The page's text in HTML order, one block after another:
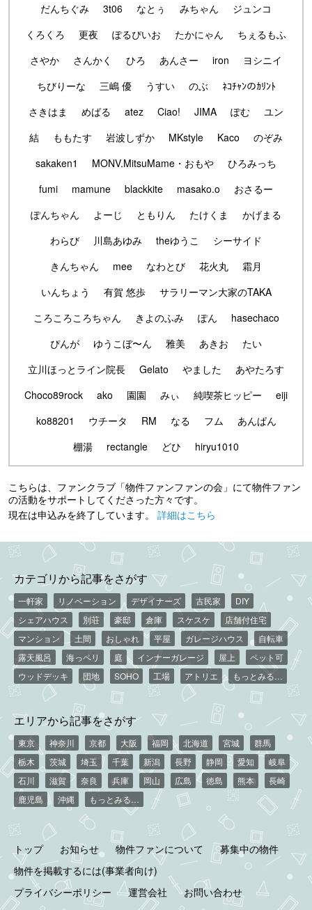
だんちぐみ
3t06 なとぅ みちゃん
ジュンコ
くろくろ
更夜 ぽるぴいお たかにゃん
ちぇるもふ
さやか
さんかく ひろ あんさー iron
ヨシニイ
ちびりーな
三嶋 優 うすい のぶ
ﾈｺﾁｬﾝのｶﾘﾝﾄ
さきはま
めばる atez Ciao! JIMA ぽむ
ユン
結
ももたす 岩波しずか MKstyle Kaco
のぞみ
sakaken1
MONV.MitsuMame・おもや
ひろみっち
fumi
mamune blackkite masako.o
おさるー
ぽんちゃん
よーじ ともりん たけくま
かげまる
わらび
川島あゆみ theゆうこ
シーサイド
きんちゃん
mee なわとび 花火丸
霜月
いんちょう
有賀 悠歩
サラリーマン大家のTAKA
ころころころちゃん
きよのふみ ぽん
hasechaco
ぴんが
ゆうこぼ〜ん 雅美 あきお
たい
立川ほっとライン院長
Gelato やました
あやたろす
Choco89rock
ako 園園 みぃ 純喫茶ヒッピー
eiji
ko88201
ウチータ RM なる フム
あんぱん
棚湯
rectangle どひ hiryu1010
こちらは、ファンクラブ「物件ファンファンの会」にて物件ファン
の活動をサポートしてくださった方々です。
現在は申込みを終了しています。 詳細はこちら
カテゴリから記事をさがす
一軒家 リノベーション デザイナーズ 古民家
DIY
シェアハウス
別荘 豪邸 倉庫 スケスケ
店舗付住宅
マンション
土間 おしゃれ 平屋 ガレージハウス
自転車
露天風呂
海っペリ 庭 インナーガレージ 屋上
ペット可
ウッドデッキ
団地 SOHO 工場 アトリエ もっとみる…
エリアから記事をさがす
東京 神奈川 京都 大阪 福岡 北海道 宮城
群馬
栃木
茨城 埼玉 千葉 新潟 長野 静岡 愛知
岐阜
石川
滋賀 奈良 兵庫 岡山 広島 徳島 熊本
長崎
鹿児島
沖縄 もっとみる…
トップ お知らせ 物件ファンについて
募集中の物件
物件を掲載するには(事業者向け)
プライバシーポリシー
運営会社 お問い合わせ